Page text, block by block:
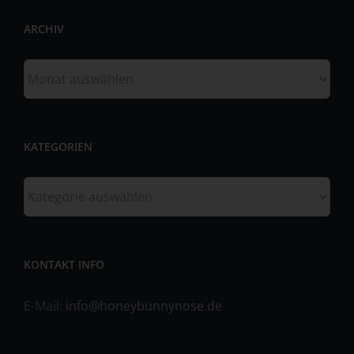
ARCHIV
KATEGORIEN
KONTAKT INFO
E-Mail: info@honeybunnynose.de
handelt oder nicht. Behörden, die im Rahmen eines
gelten jedoch nicht als Empfänger.
personenbezogenen Daten zu verarbeiten.
Einwilligung ist jede von der betroffenen Person freiwillig